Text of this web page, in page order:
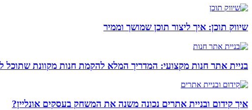
שיווק תוכן: איך ליצור תוכן שמושך וממיר
בניית אתר חנות מקצועי: המדריך המלא להקמת חנות מקוונת שתוכל
איך קידום ובניית אתרים נכונה משנה את המשחק בעסקים אונליין?